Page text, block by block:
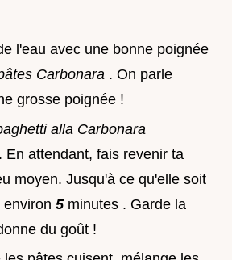
l'eau avec une bonne poignée
Carbonara . On parle
grosse poignée !
alla Carbonara
. En attendant, fais revenir ta
moyen. Jusqu'à ce qu'elle soit
5 minutes . Garde la
du goût !